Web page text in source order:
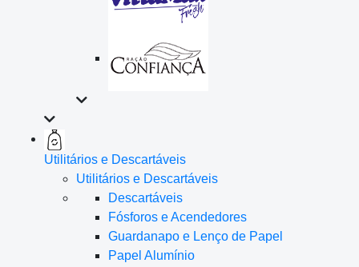
Utilitários e Descartáveis
Utilitários e Descartáveis
Descartáveis
Fósforos e Acendedores
Guardanapo e Lenço de Papel
Papel Alumínio